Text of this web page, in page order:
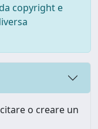
copyright e
o creare un